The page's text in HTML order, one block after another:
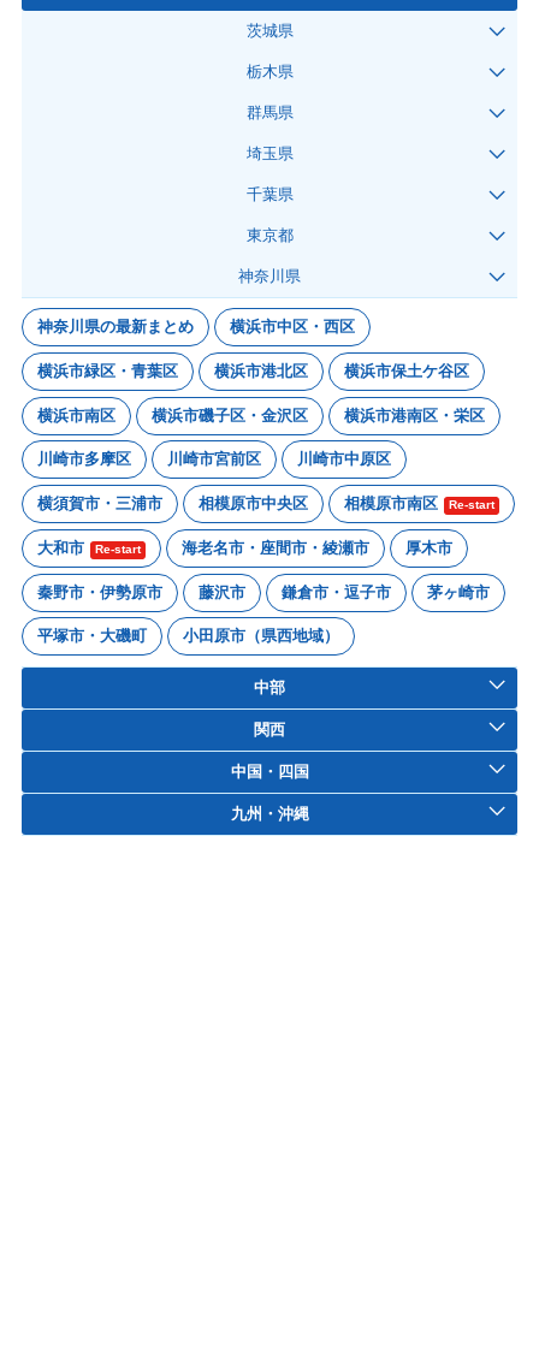
茨城県
栃木県
群馬県
埼玉県
千葉県
東京都
神奈川県
神奈川県の最新まとめ 横浜市中区・西区
横浜市緑区・青葉区 横浜市港北区 横浜市保土ケ谷区
横浜市南区 横浜市磯子区・金沢区 横浜市港南区・栄区
川崎市多摩区 川崎市宮前区 川崎市中原区
横須賀市・三浦市 相模原市中央区 相模原市南区 Re-start
大和市 Re-start 海老名市・座間市・綾瀬市 厚木市
秦野市・伊勢原市 藤沢市 鎌倉市・逗子市 茅ヶ崎市
平塚市・大磯町 小田原市（県西地域）
中部
関西
中国・四国
九州・沖縄